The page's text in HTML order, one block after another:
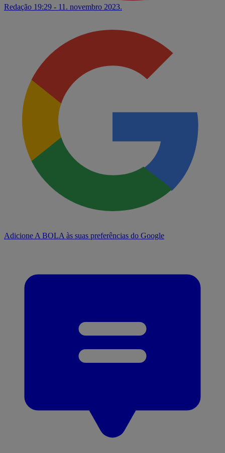
Redação 19:29 - 11. novembro 2023.
Adicione A BOLA às suas preferências do Google